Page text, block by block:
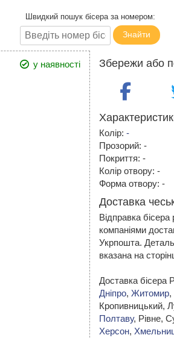
Швидкий пошук бісера за номером:
Знайти
у наявності Збережи або
Колір: -
Прозорий: -
Покриття: -
Колір отвору: -
Форма отвору: -
Доставка
Відправка
компаніями
Укрпошта.
вказана на
Доставка бісера
Дніпро, Житомир,
Кропивницький,
Полтаву, Рівне,
Херсон,